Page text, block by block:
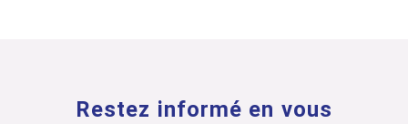
Restez informé en vous